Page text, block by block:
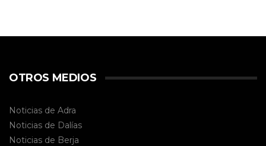
OTROS MEDIOS
Noticias de Adra
Noticias de Dalías
Noticias de Berja